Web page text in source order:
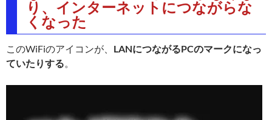
り、インターネットにつながらな
くなった
このWiFiのアイコンが、 LANにつながるPCのマークになっ
ていたりする。